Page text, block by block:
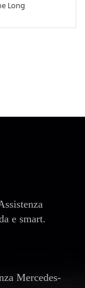
Long
e smart.
Mercedes-